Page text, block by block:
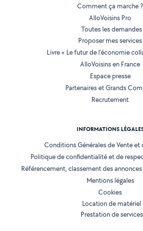
Comment ça marche ?
AlloVoisins Pro
Toutes les demandes
Proposer mes services
Livre « Le futur de l'économie
AlloVoisins en France
Espace presse
Partenaires et Grands
Recrutement
INFORMATIONS
Conditions Générales de Vente
Politique de confidentialité et de
Référencement, classement des
Mentions légales
Cookies
Location de matériel
Prestation de services